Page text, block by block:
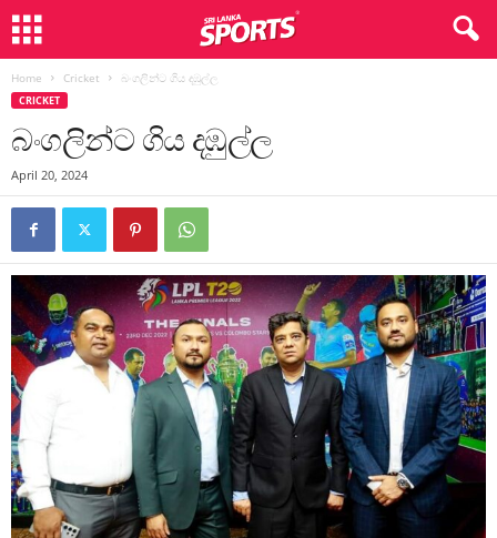
Home Cricket බංගලින්ට ගිය දඹුල්ල
CRICKET
බංගලින්ට ගිය දඹුල්ල
April 20, 2024